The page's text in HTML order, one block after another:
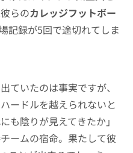
らのカレッジフットボー
記録が5回で途切れてしま
ていたのは事実ですが、
ードルを越えられないと
も陰りが見えてきたか」
ームの宿命。果たして彼